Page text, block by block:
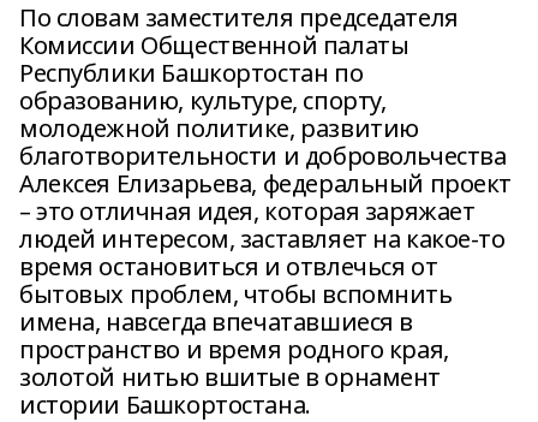
По словам заместителя председателя
Комиссии Общественной палаты
Республики Башкортостан по
образованию, культуре, спорту,
молодежной политике, развитию
благотворительности и добровольчества
Алексея Елизарьева, федеральный проект
– это отличная идея, которая заряжает
людей интересом, заставляет на какое-то
время остановиться и отвлечься от
бытовых проблем, чтобы вспомнить
имена, навсегда впечатавшиеся в
пространство и время родного края,
золотой нитью вшитые в орнамент
истории Башкортостана.